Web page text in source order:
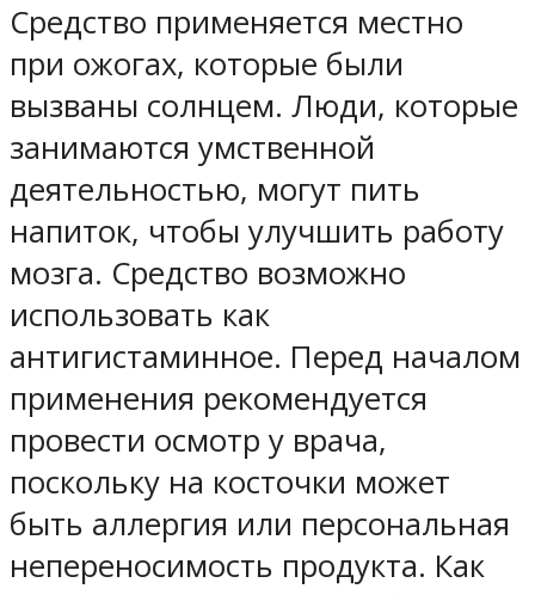
Средство применяется местно
при ожогах, которые были
вызваны солнцем. Люди, которые
занимаются умственной
деятельностью, могут пить
напиток, чтобы улучшить работу
мозга. Средство возможно
использовать как
антигистаминное. Перед началом
применения рекомендуется
провести осмотр у врача,
поскольку на косточки может
быть аллергия или персональная
непереносимость продукта. Как